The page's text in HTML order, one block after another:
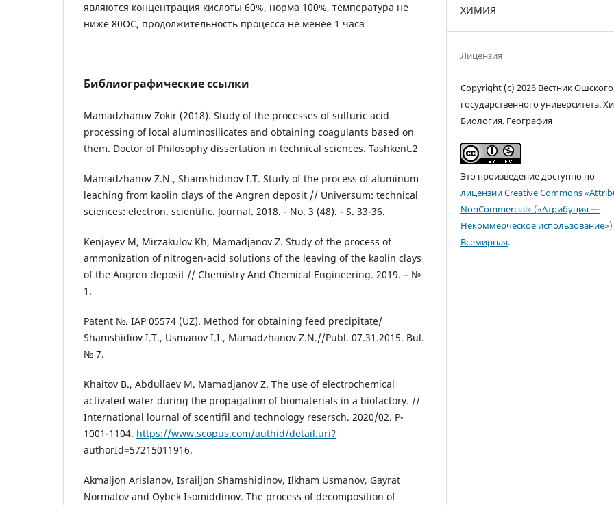
являются концентрация кислоты 60%, норма 100%, температура не
ниже 80ОС, продолжительность процесса не менее 1 часа
Библиографические ссылки
Mamadzhanov Zokir (2018). Study of the processes of sulfuric acid
processing of local aluminosilicates and obtaining coagulants based on
them. Doctor of Philosophy dissertation in technical sciences. Tashkent.2
Mamadzhanov Z.N., Shamshidinov I.T. Study of the process of aluminum
leaching from kaolin clays of the Angren deposit // Universum: technical
sciences: electron. scientific. Journal. 2018. - No. 3 (48). - S. 33-36.
Kenjayev M, Mirzakulov Kh, Mamadjаnov Z. Study of the process of
ammonization of nitrogen-acid solutions of the leaving of the kaolin clays
of the Angren deposit // Chemistry And Chemical Engineering. 2019. – №
1.
Patent №. IAP 05574 (UZ). Method for obtaining feed precipitate/
Shamshidiov I.T., Usmanov I.I., Mamadzhanov Z.N.//Publ. 07.31.2015. Bul.
№ 7.
Khaitov B., Abdullaev M. Mamadjanov Z. The use of electrochemical
activated water during the propagation of biomaterials in a biofactory. //
International lournal of scentifil and technology resersch. 2020/02. P-
1001-1104. https://www.scopus.com/authid/detail.uri?
authorId=57215011916.
Akmaljon Arislanov, Israiljon Shamshidinov, Ilkham Usmanov, Gayrat
Normatov and Oybek Isomiddinov. The process of decomposition of
ХИМИЯ
Лицензия
Copyright (c) 2026 Вестник Ошского
государственного университета.
Биология. География
Это произведение доступно по
лицензии Creative Commons
NonCommercial» («Атрибуция —
Некоммерческое использование»)
Всемирная.